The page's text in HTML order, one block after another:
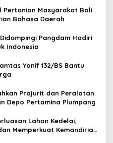
Pertanian Masyarakat Bali
Bahasa Daerah
Pangdam Hadiri
Indonesia
Yonif 132/BS Bantu
Prajurit dan Peralatan
Depo Pertamina Plumpang
Lahan Kedelai,
Memperkuat Kemandirian